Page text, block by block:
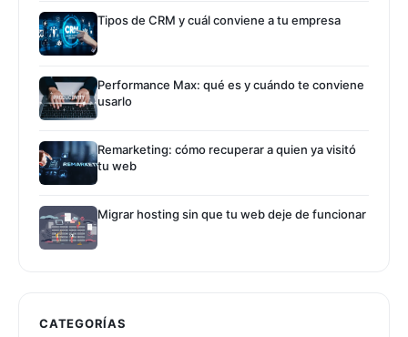
Tipos de CRM y cuál conviene a tu empresa
Performance Max: qué es y cuándo te conviene
usarlo
Remarketing: cómo recuperar a quien ya visitó
tu web
Migrar hosting sin que tu web deje de funcionar
CATEGORÍAS